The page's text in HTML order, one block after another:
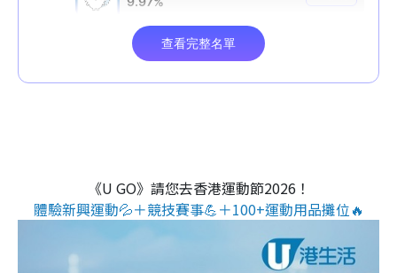
《U GO》請您去香港運動節2026！
體驗新興運動💦＋競技賽事💪＋100+運動用品攤位🔥